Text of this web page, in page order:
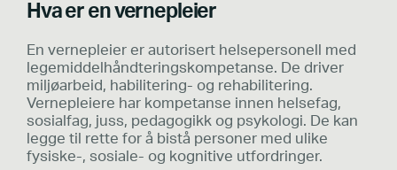
Hva er en vernepleier
En vernepleier er autorisert helsepersonell med
legemiddelhåndteringskompetanse. De driver
miljøarbeid, habilitering- og rehabilitering.
Vernepleiere har kompetanse innen helsefag,
sosialfag, juss, pedagogikk og psykologi. De kan
legge til rette for å bistå personer med ulike
fysiske-, sosiale- og kognitive utfordringer.